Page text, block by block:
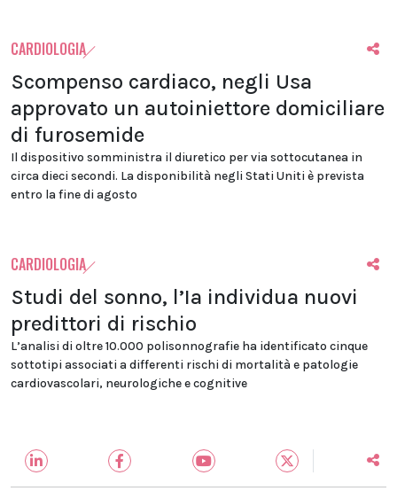
CARDIOLOGIA
Scompenso cardiaco, negli Usa
approvato un autoiniettore domiciliare
di furosemide
Il dispositivo somministra il diuretico per via sottocutanea in
circa dieci secondi. La disponibilità negli Stati Uniti è prevista
entro la fine di agosto
CARDIOLOGIA
Studi del sonno, l’Ia individua nuovi
predittori di rischio
L’analisi di oltre 10.000 polisonnografie ha identificato cinque
sottotipi associati a differenti rischi di mortalità e patologie
cardiovascolari, neurologiche e cognitive